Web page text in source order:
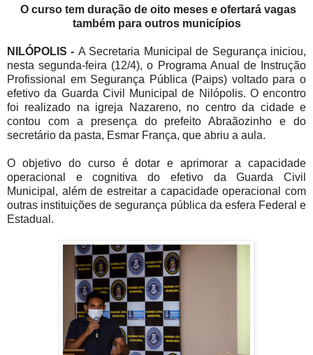
O curso tem duração de oito meses e ofertará vagas
também para outros municípios
NILÓPOLIS - A Secretaria Municipal de Segurança iniciou,
nesta segunda-feira (12/4), o Programa Anual de Instrução
Profissional em Segurança Pública (Paips) voltado para o
efetivo da Guarda Civil Municipal de Nilópolis. O encontro
foi realizado na igreja Nazareno, no centro da cidade e
contou com a presença do prefeito Abraãozinho e do
secretário da pasta, Esmar França, que abriu a aula.
O objetivo do curso é dotar e aprimorar a capacidade
operacional e cognitiva do efetivo da Guarda Civil
Municipal, além de estreitar a capacidade operacional com
outras instituições de segurança pública da esfera Federal e
Estadual.